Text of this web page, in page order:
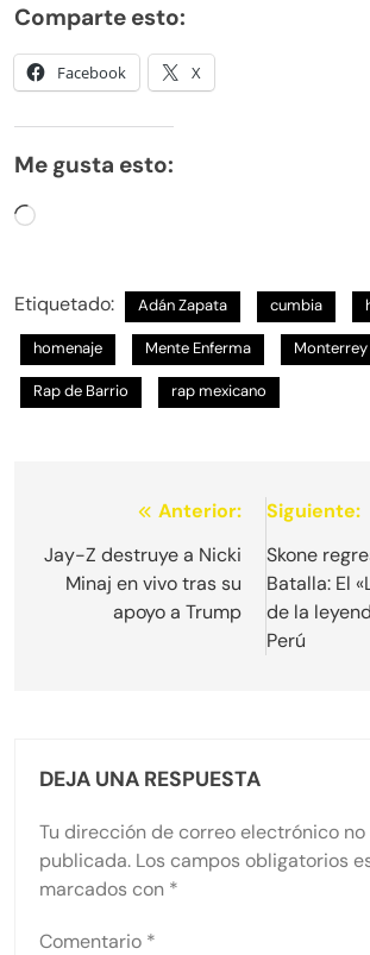
Comparte esto:
Facebook X
Me gusta esto:
Cargando...
Etiquetado: Adán Zapata cumbia
homenaje Mente Enferma Monterrey
Rap de Barrio rap mexicano
Navegación
de
entradas
Anterior:
Jay-Z destruye a Nicki
Minaj en vivo tras su
apoyo a Trump
Siguiente:
Skone
Batalla: El
de la
Perú
DEJA UNA RESPUESTA
Tu dirección de correo electrónico no
publicada. Los campos obligatorios
marcados con *
Comentario *